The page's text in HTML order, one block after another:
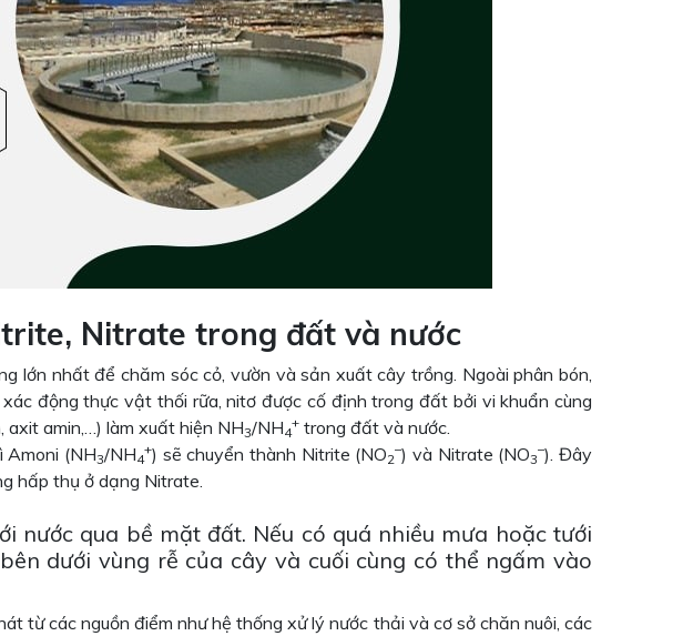
Nitrate trong đất và nước
lớn nhất để chăm sóc cỏ, vườn và sản xuất cây trồng. Ngoài phân bón,
động thực vật thối rữa, nitơ được cố định trong đất bởi vi khuẩn cùng
axit amin,…) làm xuất hiện NH3/NH4
+ trong đất và nước.
Amoni (NH3/NH4
+) sẽ chuyển thành Nitrite (NO2
–) và Nitrate (NO3
–). Đây
hấp thụ ở dạng Nitrate.
nước qua bề mặt đất. Nếu có quá nhiều mưa hoặc tưới
dưới vùng rễ của cây và cuối cùng có thể ngấm vào
từ các nguồn điểm như hệ thống xử lý nước thải và cơ sở chăn nuôi, các